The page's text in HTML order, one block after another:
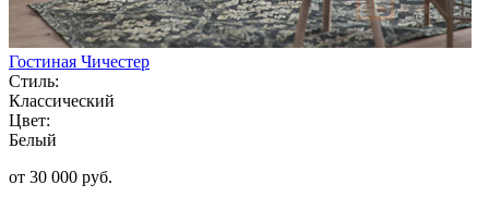
Гостиная Чичестер
Стиль:
Классический
Цвет:
Белый
от 30 000 руб.